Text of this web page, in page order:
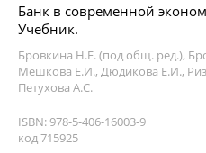
Банк в современной
Учебник.
Бровкина Н.Е. (под общ. ред.),
Мешкова Е.И., Дюдикова Е.И.,
Петухова А.С.
ISBN: 978-5-406-16003-9
код 715925